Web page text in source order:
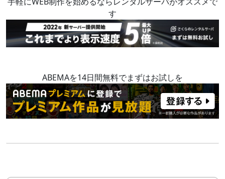
す
ABEMAを14日間無料でまずはお試しを